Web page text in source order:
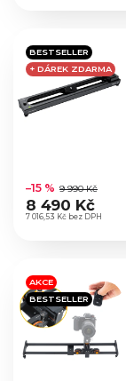
hvězdiček.
BESTSELLER
+ DÁREK ZDARMA
hodnocení
produktu
je
hvězdiček.
7 016,53 Kč bez DPH
–15 % 9 990 Kč
8 490 Kč
AKCE
BESTSELLER